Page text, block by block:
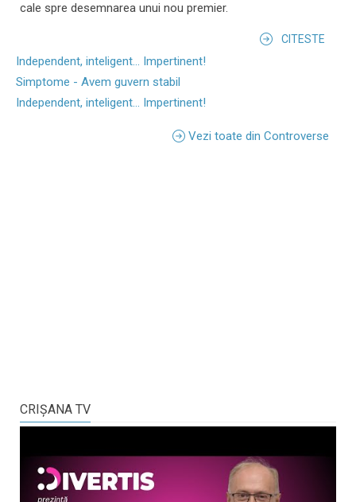
cale spre desemnarea unui nou premier.
CITESTE
Independent, inteligent... Impertinent!
Simptome - Avem guvern stabil
Independent, inteligent... Impertinent!
Vezi toate din Controverse
CRIŞANA TV